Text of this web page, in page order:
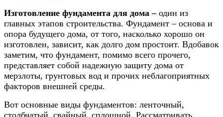
Изготовление фундамента для дома – один из
главных этапов строительства. Фундамент – основа и
опора будущего дома, от того, насколько хорошо он
изготовлен, зависит, как долго дом простоит. Вдобавок
заметим, что фундамент, помимо всего прочего,
представляет собой надежную защиту дома от
мерзлоты, грунтовых вод и прочих неблагоприятных
факторов внешней среды.
Вот основные виды фундаментов: ленточный,
столбчатый, свайный, сплошной. Рассматривать